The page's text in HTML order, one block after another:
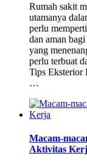
Rumah sakit
utamanya
perlu
dan aman
yang
perlu terbuat
Tips Eksterior
…
Macam-
Aktivitas